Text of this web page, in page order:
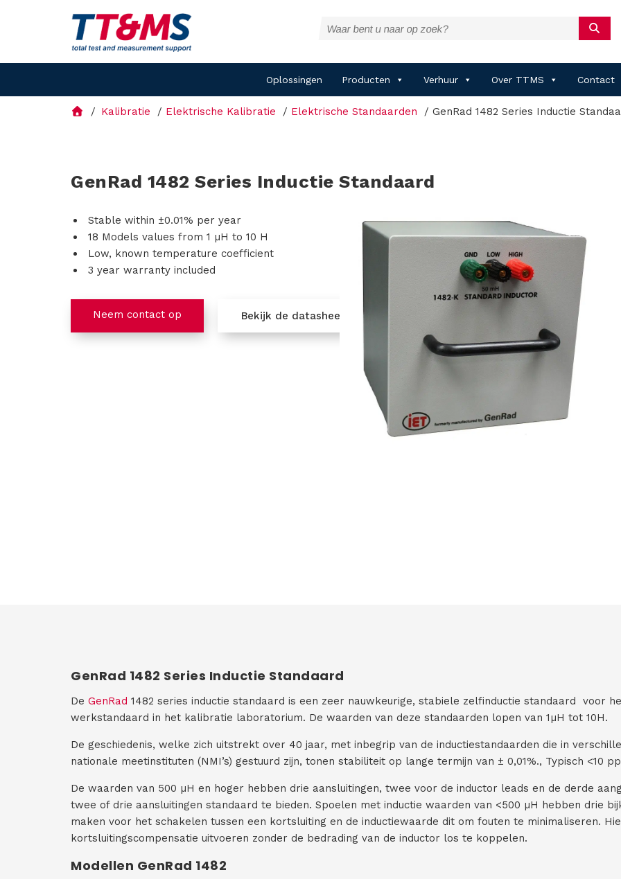
Oplossingen Producten Verhuur Over TTMS Contact
Kalibratie Elektrische Kalibratie Elektrische Standaarden GenRad 1482 Series Inductie
GenRad 1482 Series Inductie Standaard
Stable within ±0.01% per year
18 Models values from 1 µH to 10 H
Low, known temperature coefficient
3 year warranty included
Neem contact op Bekijk de datasheet
GenRad 1482 Series Inductie Standaard
De GenRad 1482 series inductie standaard is een zeer nauwkeurige, stabiele zelfinductie standaard voor
werkstandaard in het kalibratie laboratorium. De waarden van deze standaarden lopen van 1µH tot 10H.
De geschiedenis, welke zich uitstrekt over 40 jaar, met inbegrip van de inductiestandaarden die in
nationale meetinstituten (NMI’s) gestuurd zijn, tonen stabiliteit op lange termijn van ± 0,01%., Typisch <10
De waarden van 500 µH en hoger hebben drie aansluitingen, twee voor de inductor leads en de derde
twee of drie aansluitingen standaard te bieden. Spoelen met inductie waarden van <500 µH hebben drie
maken voor het schakelen tussen een kortsluiting en de inductiewaarde dit om fouten te minimaliseren.
kortsluitingscompensatie uitvoeren zonder de bedrading van de inductor los te koppelen.
Modellen GenRad 1482